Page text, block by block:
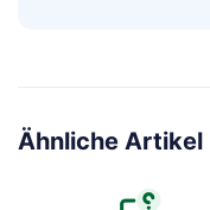
Ähnliche Artikel